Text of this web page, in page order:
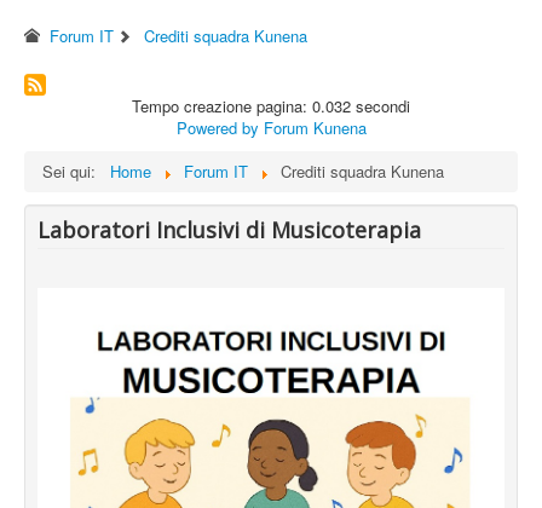
Forum IT Crediti squadra Kunena
Tempo creazione pagina: 0.032 secondi
Powered by Forum Kunena
Sei qui:
Home Forum IT Crediti squadra Kunena
Laboratori Inclusivi di Musicoterapia